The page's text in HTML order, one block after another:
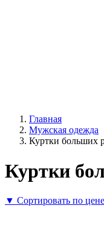
Главная
Мужская одежда
Куртки больших
Куртки
▼ Сортировать по цене